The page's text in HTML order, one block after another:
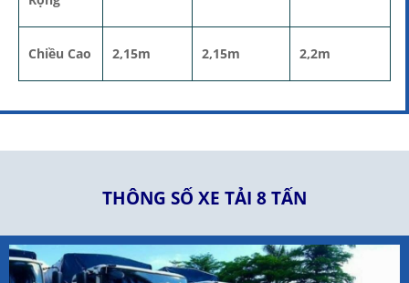
Chiều Cao 2,15m 2,15m 2,2m
THÔNG SỐ XE TẢI 8 TẤN